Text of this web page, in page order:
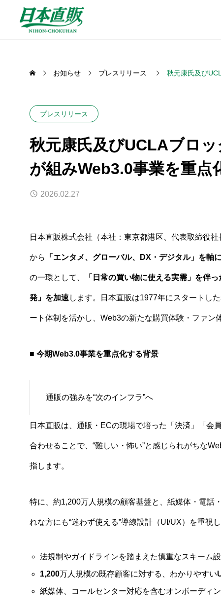
SERVICE
BtoB
Business to
お知らせ プレスリリース 秋元康氏及び
プレスリリース
秋元康氏及びUCLAブロ
が組みWeb3.0事業を重点
2026.02.27
日本直販株式会社（本社：東京都港区、代表取締役
から 「エンタメ、グローバル、DX・デジタル」を軸
の一環として、 「日常の買い物に使える実需」を伴
発」を加速 します。日本直販は1977年にスタートし
ート体制を活かし、Web3の新たな購買体験・ファン
■ 今期Web3.0事業を重点化する背景
通販の強みを“次のインフラ”へ
日本直販は、通販・ECの現場で培った「決済」「会
合わせることで、“難しい・怖い”と感じられがちな
指します。
特に、約1,200万人規模の顧客基盤と、紙媒体・電話
れな方にも“迷わず使える”導線設計（UI/UX）を重視
法規制やガイドラインを踏まえた慎重なスキーム
1,200万人規模の既存顧客に対する、わかりやすい
紙媒体、コールセンター対応を含むオンボーディン